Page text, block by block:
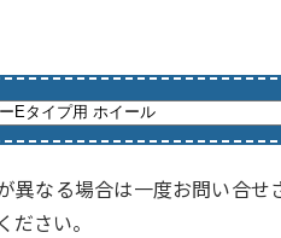
異なる場合は一度お問い合せ
ださい。